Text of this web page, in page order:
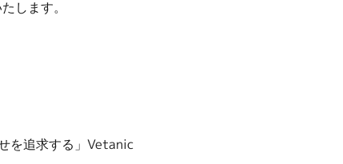
します。
を追求する」Vetanic